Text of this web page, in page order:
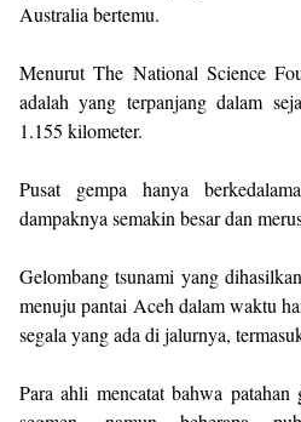
Australia bertemu.
Menurut The National Science
adalah yang terpanjang dalam
1.155 kilometer.
Pusat gempa hanya
dampaknya semakin besar dan
Gelombang tsunami yang
menuju pantai Aceh dalam waktu
segala yang ada di jalurnya,
Para ahli mencatat bahwa